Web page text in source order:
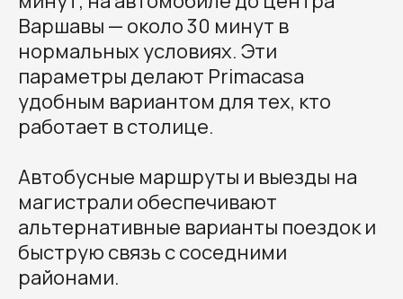
Варшавы — около 30 минут в
нормальных условиях. Эти
параметры делают Primacasa
удобным вариантом для тех, кто
работает в столице.
Автобусные маршруты и выезды на
магистрали обеспечивают
альтернативные варианты поездок и
быструю связь с соседними
районами.